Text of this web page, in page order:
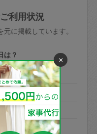
ャンセル＝依頼
午前9時開始の場
キャンセル料が
で＝依頼料金の
で＝依頼金額の
象外となるので
ださい：初めて
利用状況
に掲載しています。
は？ ×